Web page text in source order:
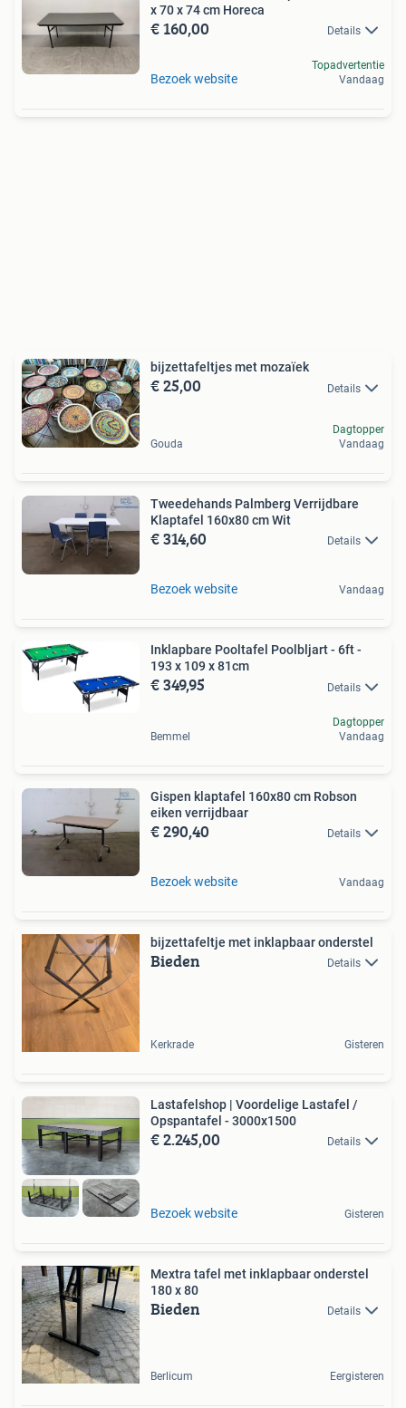
x 70 x 74 cm Horeca
€ 160,00 Details
Bezoek website
Topadvertentie
Vandaag
bijzettafeltjes met mozaïek
€ 25,00 Details
Gouda
Dagtopper
Vandaag
Tweedehands Palmberg Verrijdbare
Klaptafel 160x80 cm Wit
€ 314,60 Details
Bezoek website Vandaag
Inklapbare Pooltafel Poolbljart - 6ft -
193 x 109 x 81cm
€ 349,95 Details
Bemmel
Dagtopper
Vandaag
Gispen klaptafel 160x80 cm Robson
eiken verrijdbaar
€ 290,40 Details
Bezoek website Vandaag
bijzettafeltje met inklapbaar onderstel
Bieden Details
Kerkrade Gisteren
Lastafelshop | Voordelige Lastafel /
Opspantafel - 3000x1500
€ 2.245,00 Details
Bezoek website Gisteren
Mextra tafel met inklapbaar onderstel
180 x 80
Bieden Details
Berlicum Eergisteren